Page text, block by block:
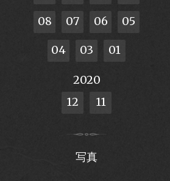
08 07 06 05
04 03 01
2020
12
11
写真